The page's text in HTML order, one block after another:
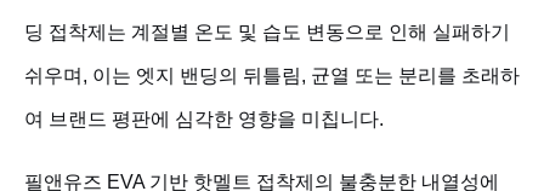
딩 접착제는 계절별 온도 및 습도 변동으로 인해 실패하기
쉬우며, 이는 엣지 밴딩의 뒤틀림, 균열 또는 분리를 초래하
여 브랜드 평판에 심각한 영향을 미칩니다.
필앤유즈 EVA 기반 핫멜트 접착제의 불충분한 내열성에